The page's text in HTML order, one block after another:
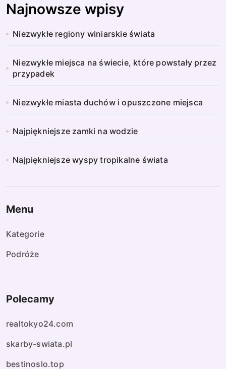
Najnowsze wpisy
Niezwykłe regiony winiarskie świata
Niezwykłe miejsca na świecie, które powstały przez
przypadek
Niezwykłe miasta duchów i opuszczone miejsca
Najpiękniejsze zamki na wodzie
Najpiękniejsze wyspy tropikalne świata
Menu
Kategorie
Podróże
Polecamy
realtokyo24.com
skarby-swiata.pl
bestinoslo.top